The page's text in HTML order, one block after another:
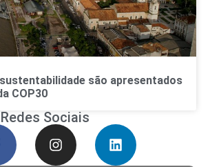
são apresentados
COP30
Sociais